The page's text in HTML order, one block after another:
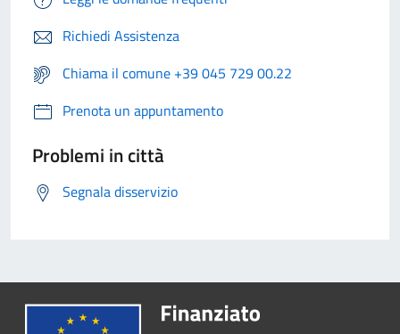
Richiedi Assistenza
Chiama il comune +39 045 729 00.22
Prenota un appuntamento
Problemi in città
Segnala disservizio